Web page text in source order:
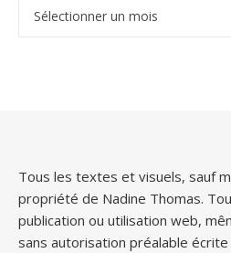
Tous les textes et visuels, sauf
propriété de Nadine Thomas.
publication ou utilisation web,
sans autorisation préalable écrite